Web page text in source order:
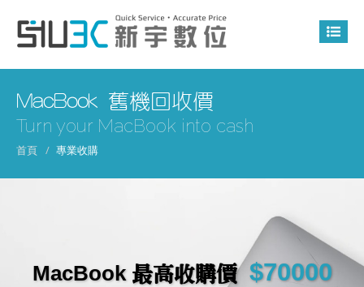
MacBook 舊機回收價
Turn your MacBook into cash
首頁 專業收購
MacBook 最高收購價 $70000